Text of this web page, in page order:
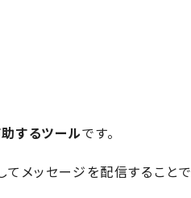
するツールです。
メッセージを配信することで